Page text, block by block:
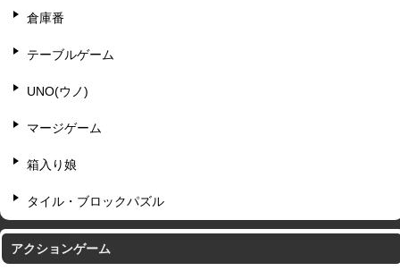
倉庫番
テーブルゲーム
UNO(ウノ)
マージゲーム
箱入り娘
タイル・ブロックパズル
アクションゲーム